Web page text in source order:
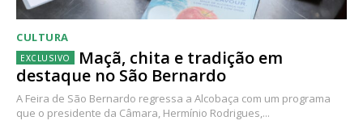
CULTURA
Maçã, chita e tradição em
destaque no São Bernardo
A Feira de São Bernardo regressa a Alcobaça com um programa
que o presidente da Câmara, Hermínio Rodrigues,...